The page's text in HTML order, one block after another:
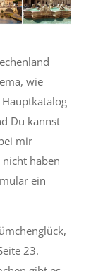
wie
Du kannst
mir
haben
ein
23.